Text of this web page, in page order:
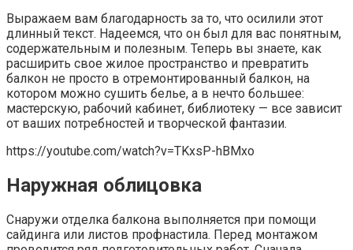
Выражаем вам благодарность за то, что осилили этот
длинный текст. Надеемся, что он был для вас понятным,
содержательным и полезным. Теперь вы знаете, как
расширить свое жилое пространство и превратить
балкон не просто в отремонтированный балкон, на
котором можно сушить белье, а в нечто большее:
мастерскую, рабочий кабинет, библиотеку — все зависит
от ваших потребностей и творческой фантазии.
https://youtube.com/watch?v=TKxsP-hBMxo
Наружная облицовка
Снаружи отделка балкона выполняется при помощи
сайдинга или листов профнастила. Перед монтажом